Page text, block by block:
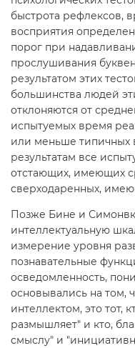
быстрота рефлексов,
восприятия
порог при
прослушивания
результатом этих
большинства людей
отклоняются от
испытуемых время
или меньше типичных
результатам все
отстающих, имеющих
сверходаренных,
Позже Бине и
интеллектуальную
измерение уровня
познавательные
осведомленность,
основывались на том,
интеллектом, это тот,
размышляет" и кто,
смыслу" и